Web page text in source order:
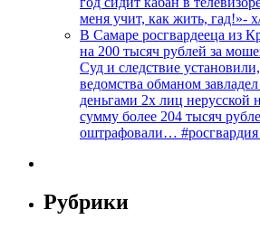
меня учит, как жить, гад!»-
В Самаре росгвардееца из
на 200 тысяч рублей за
Суд и следствие
ведомства обманом
деньгами 2х лиц нерусской
сумму более 204 тысяч
оштрафовали…
Рубрики